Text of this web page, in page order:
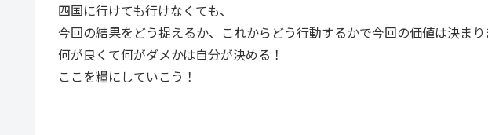
四国に行けても行けなくても、
今回の結果をどう捉えるか、これからどう行動するかで今回の価値は決まり
何が良くて何がダメかは自分が決める！
ここを糧にしていこう！